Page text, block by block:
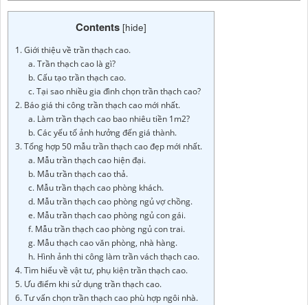
Contents [hide]
1. Giới thiệu về trần thạch cao.
a. Trần thạch cao là gì?
b. Cấu tạo trần thạch cao.
c. Tại sao nhiều gia đình chọn trần thạch cao?
2. Báo giá thi công trần thạch cao mới nhất.
a. Làm trần thạch cao bao nhiêu tiền 1m2?
b. Các yếu tố ảnh hưởng đến giá thành.
3. Tổng hợp 50 mẫu trần thạch cao đẹp mới nhất.
a. Mẫu trần thạch cao hiện đại.
b. Mẫu trần thạch cao thả.
c. Mẫu trần thạch cao phòng khách.
d. Mẫu trần thạch cao phòng ngủ vợ chồng.
e. Mẫu trần thạch cao phòng ngủ con gái.
f. Mẫu trần thạch cao phòng ngủ con trai.
g. Mẫu thạch cao văn phòng, nhà hàng.
h. Hình ảnh thi công làm trần vách thạch cao.
4. Tìm hiểu về vật tư, phụ kiện trần thạch cao.
5. Ưu điểm khi sử dụng trần thạch cao.
6. Tư vấn chọn trần thạch cao phù hợp ngôi nhà.